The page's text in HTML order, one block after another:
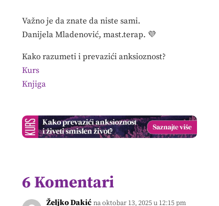
Važno je da znate da niste sami.
Danijela Mladenović, mast.terap. 💜
Kako razumeti i prevazići anksioznost?
Kurs
Knjiga
6 Komentari
Željko Dakić na oktobar 13, 2025 u 12:15 pm